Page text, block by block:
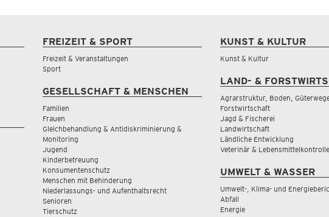
FREIZEIT & SPORT
Freizeit & Veranstaltungen
Sport
GESELLSCHAFT & MENSCHEN
Familien
Frauen
Gleichbehandlung & Antidiskriminierung &
Monitoring
Jugend
Kinderbetreuung
Konsumentenschutz
Menschen mit Behinderung
Niederlassungs- und Aufenthaltsrecht
Senioren
Tierschutz
KUNST & KULTUR
Kunst & Kultur
LAND- &
Agrarstruktur, Boden,
Forstwirtschaft
Jagd & Fischerei
Landwirtschaft
Ländliche Entwicklung
Veterinär & Lebensmittelkontrolle
UMWELT & WASSER
Umwelt-, Klima- und
Abfall
Energie